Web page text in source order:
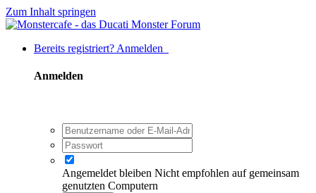
Zum Inhalt springen
Bereits registriert? Anmelden
Anmelden
Angemeldet bleiben Nicht empfohlen auf gemeinsam
genutzten Computern